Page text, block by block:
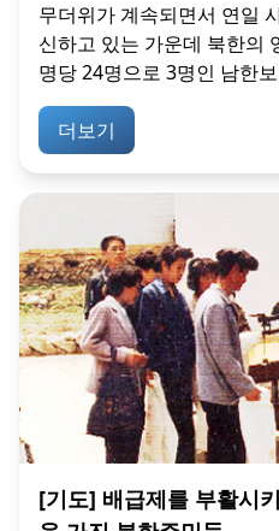
무더위가 계속되면서 연일
신하고 있는 가운데 북한의
명당 24명으로 3명인 남한
더보기
[기도] 배급제를 부활시